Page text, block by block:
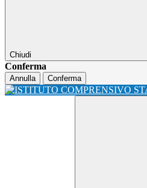
Chiudi
Conferma
Annulla Conferma